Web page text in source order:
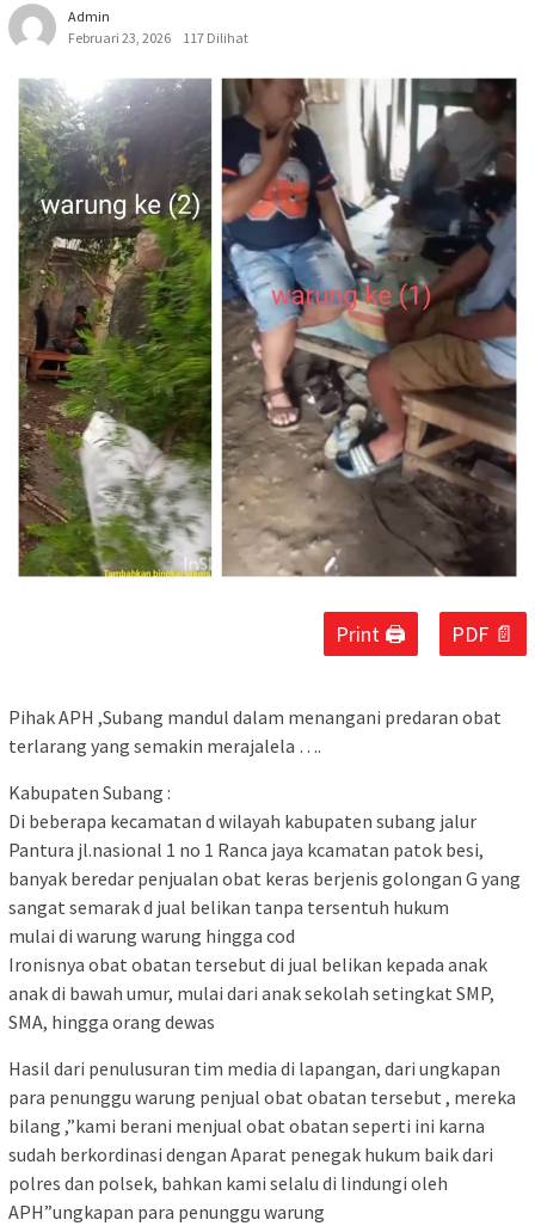
Admin
Februari 23, 2026
117 Dilihat
Print 🖨 PDF 📄
Pihak APH ,Subang mandul dalam menangani predaran obat
terlarang yang semakin merajalela ….
Kabupaten Subang :
Di beberapa kecamatan d wilayah kabupaten subang jalur
Pantura jl.nasional 1 no 1 Ranca jaya kcamatan patok besi,
banyak beredar penjualan obat keras berjenis golongan G yang
sangat semarak d jual belikan tanpa tersentuh hukum
mulai di warung warung hingga cod
Ironisnya obat obatan tersebut di jual belikan kepada anak
anak di bawah umur, mulai dari anak sekolah setingkat SMP,
SMA, hingga orang dewas
Hasil dari penulusuran tim media di lapangan, dari ungkapan
para penunggu warung penjual obat obatan tersebut , mereka
bilang ,”kami berani menjual obat obatan seperti ini karna
sudah berkordinasi dengan Aparat penegak hukum baik dari
polres dan polsek, bahkan kami selalu di lindungi oleh
APH”ungkapan para penunggu warung